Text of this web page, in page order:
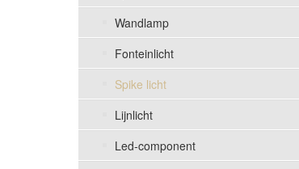
Wandlamp
Fonteinlicht
Spike licht
Lijnlicht
Led-component